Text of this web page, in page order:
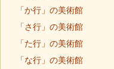
「か行」の美術館
「さ行」の美術館
「た行」の美術館
「な行」の美術館